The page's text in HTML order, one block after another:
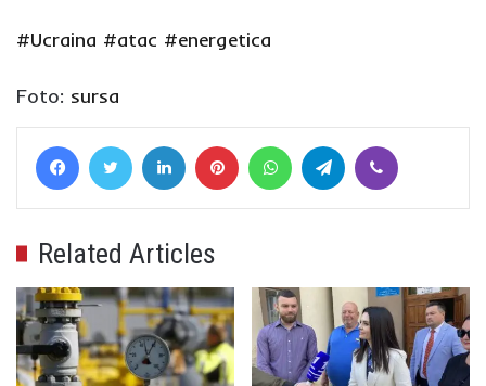
#Ucraina #atac #energetica
Foto: sursa
FacebookTwitter LinkedIn Pinterest WhatsAppTelegram
Related Articles